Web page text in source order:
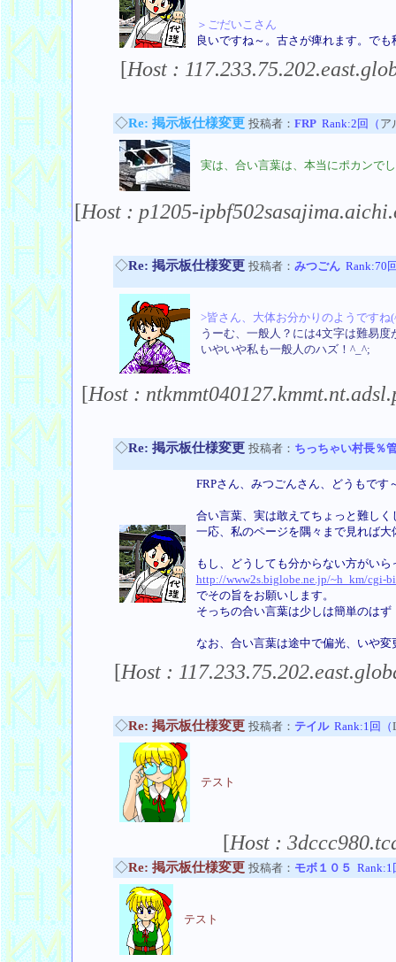
＞ごだいこさん
良いですね～。古さが痺れます。で
[Host :
◇Re: 掲示板仕様変更 投稿者： FRP Rank:2回（ ア
実は、合い言葉は、本当にポカンで
[Host : p1205-
◇Re: 掲示板仕様変更 投稿者： みつごん Rank:70
>皆さん、大体お分かりのようですね
うーむ、一般人？には4文字は難易
いやいや私も一般人のハズ！^_^;
[Host :
◇Re: 掲示板仕様変更 投稿者： ちっちゃい村長％
FRPさん、みつごんさん、どうもです
合い言葉、実は敢えてちょっと難しく
一応、私のページを隅々まで見れば
もし、どうしても分からない方がい
http://www2s.biglobe.ne.jp/~h_km/cgi-
でその旨をお願いします。
そっちの合い言葉は少しは簡単のはず
なお、合い言葉は途中で偏光、いや
[Host :
◇Re: 掲示板仕様変更 投稿者： テイル Rank:1回（
テスト
[Host :
◇Re: 掲示板仕様変更 投稿者： モボ１０５ Rank:1
テスト